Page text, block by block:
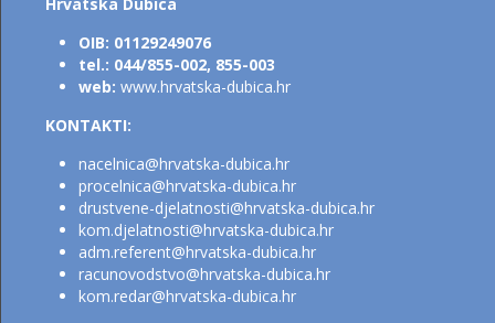
OIB: 01129249076
tel.: 044/855-002, 855-003
web: www.hrvatska-dubica.hr
KONTAKTI:
nacelnica@hrvatska-dubica.hr
procelnica@hrvatska-dubica.hr
drustvene-djelatnosti@hrvatska-dubica.hr
kom.djelatnosti@hrvatska-dubica.hr
adm.referent@hrvatska-dubica.hr
racunovodstvo@hrvatska-dubica.hr
kom.redar@hrvatska-dubica.hr